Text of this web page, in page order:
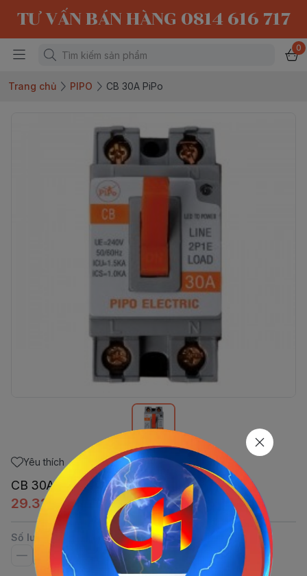
TƯ VẤN BÁN HÀNG 0814 616 717
0
Trang chủ PIPO CB 30A PiPo
Yêu thích
CB 30A PiPo
29.325đ
Số lượng